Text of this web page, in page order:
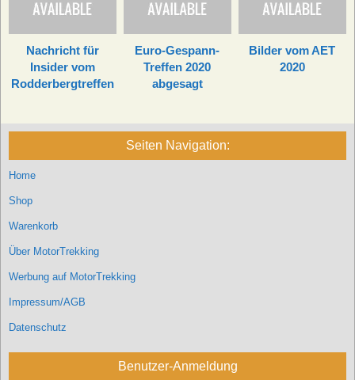
Nachricht für
Insider vom
Rodderbergtreffen
Euro-Gespann-
Treffen 2020
abgesagt
Bilder vom AET
2020
Seiten Navigation:
Home
Shop
Warenkorb
Über MotorTrekking
Werbung auf MotorTrekking
Impressum/AGB
Datenschutz
Benutzer-Anmeldung